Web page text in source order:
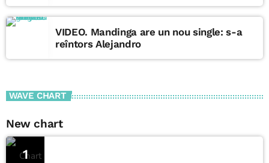
VIDEO. Mandinga are un nou single: s-a
reîntors Alejandro
WAVE CHART
New chart
1